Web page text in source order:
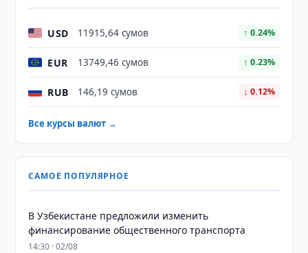
USD 11915,64 сумов ↑ 0.24%
EUR 13749,46 сумов ↑ 0.23%
RUB 146,19 сумов ↓ 0.12%
Все курсы валют →
САМОЕ ПОПУЛЯРНОЕ
В Узбекистане предложили изменить
финансирование общественного транспорта
14:30 · 02/08